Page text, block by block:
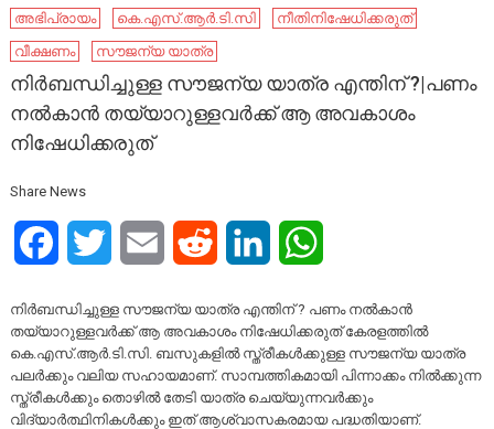
അഭിപ്രായം
കെ.എസ്.ആര്‍.ടി.സി
നീതിനിഷേധിക്കരുത്
വീക്ഷണം
സൗജന്യ യാത്ര
നിർബന്ധിച്ചുള്ള സൗജന്യ യാത്ര എന്തിന് ?|പണം
നൽകാൻ തയ്യാറുള്ളവർക്ക് ആ അവകാശം
നിഷേധിക്കരുത്
Share News
FacebookTwitter Email Reddit LinkedIn
നിർബന്ധിച്ചുള്ള സൗജന്യ യാത്ര എന്തിന് ? പണം നൽകാൻ
തയ്യാറുള്ളവർക്ക് ആ അവകാശം നിഷേധിക്കരുത് കേരളത്തിൽ
കെ.എസ്.ആർ.ടി.സി. ബസുകളിൽ സ്ത്രീകൾക്കുള്ള സൗജന്യ യാത്ര
പലർക്കും വലിയ സഹായമാണ്. സാമ്പത്തികമായി പിന്നാക്കം നിൽക്കുന്ന
സ്ത്രീകൾക്കും തൊഴിൽ തേടി യാത്ര ചെയ്യുന്നവർക്കും
വിദ്യാർത്ഥിനികൾക്കും ഇത് ആശ്വാസകരമായ പദ്ധതിയാണ്.